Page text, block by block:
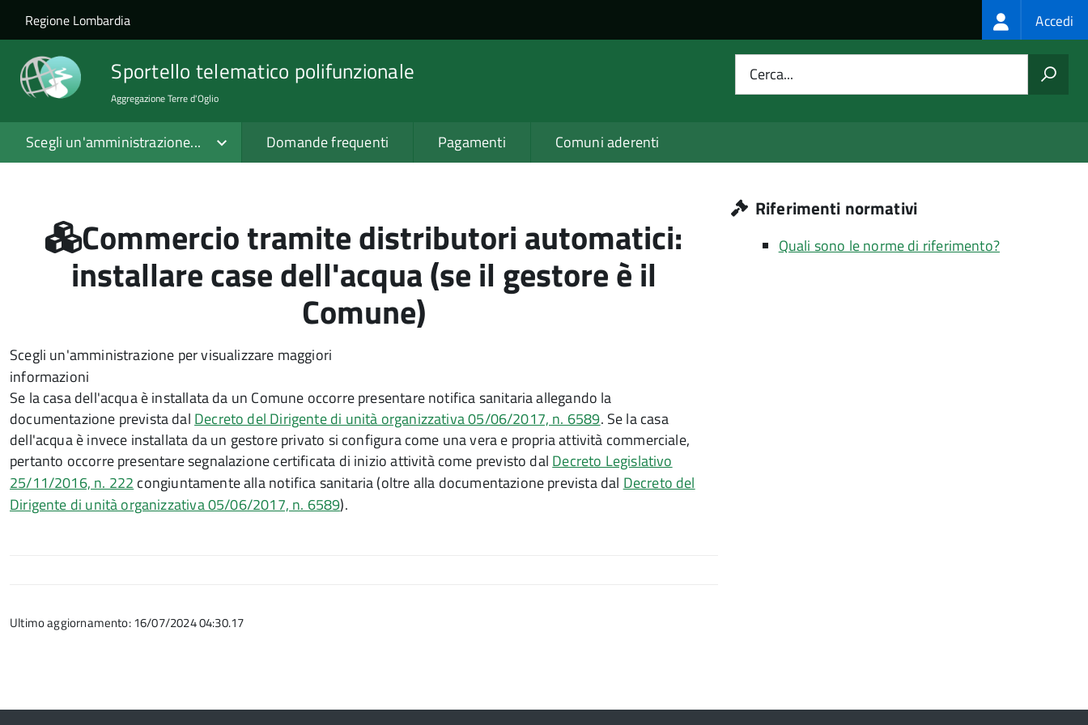
Salta al contenuto principale
Skip to site navigation
Regione Lombardia Login
menu
Accedi
Sportello telematico polifunzionale
Aggregazione Terre d'Oglio
Cerca...
Scegli un'amministrazione... Domande frequenti Pagamenti Comuni aderenti
Commercio tramite distributori automatici:
installare case dell'acqua (se il gestore è il
Comune)
Scegli un'amministrazione per visualizzare maggiori
informazioni
Se la casa dell'acqua è installata da un Comune occorre presentare notifica sanitaria allegando la
documentazione prevista dal Decreto del Dirigente di unità organizzativa 05/06/2017, n. 6589. Se la casa
dell'acqua è invece installata da un gestore privato si configura come una vera e propria attività commerciale,
pertanto occorre presentare segnalazione certificata di inizio attività come previsto dal Decreto Legislativo
25/11/2016, n. 222 congiuntamente alla notifica sanitaria (oltre alla documentazione prevista dal Decreto del
Dirigente di unità organizzativa 05/06/2017, n. 6589).
Ultimo aggiornamento: 16/07/2024 04:30.17
Riferimenti normativi
Quali sono le norme di riferimento?